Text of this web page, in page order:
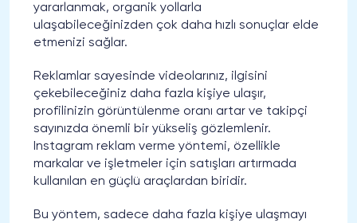
yararlanmak, organik yollarla
ulaşabileceğinizden çok daha hızlı sonuçlar elde
etmenizi sağlar.
Reklamlar sayesinde videolarınız, ilgisini
çekebileceğiniz daha fazla kişiye ulaşır,
profilinizin görüntülenme oranı artar ve takipçi
sayınızda önemli bir yükseliş gözlemlenir.
Instagram reklam verme yöntemi, özellikle
markalar ve işletmeler için satışları artırmada
kullanılan en güçlü araçlardan biridir.
Bu yöntem, sadece daha fazla kişiye ulaşmayı